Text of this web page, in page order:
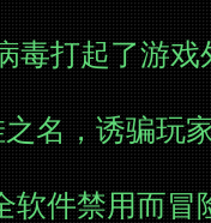
毒打起了游
之名，诱骗玩
软件禁用而冒